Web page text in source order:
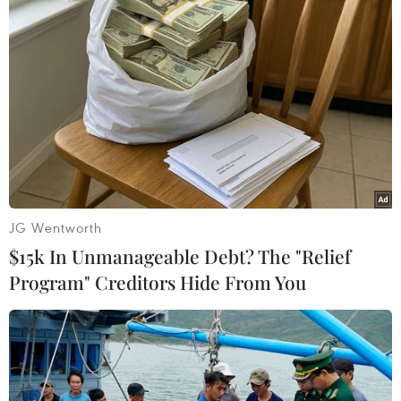
chỗ.
Lào Cai: Cánh quạt trần rơi trúng vào một
học sinh tiểu học
10/09/2020 12:35
JG Wentworth
$15k In Unmanageable Debt? The "Relief
Program" Creditors Hide From You